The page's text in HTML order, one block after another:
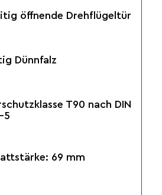
öffnende Drehflügeltür
Dünnfalz
T90 nach DIN
5
69 mm